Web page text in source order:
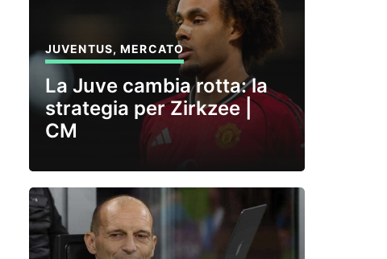
JUVENTUS,MERCATO
La Juve cambia rotta: la
strategia per Zirkzee |
CM